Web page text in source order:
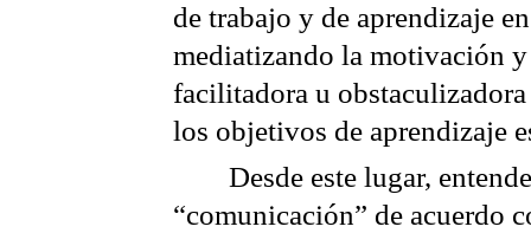
de trabajo y de aprendizaje
mediatizando la motivación
facilitadora u
los objetivos de aprendizaje
Desde este lugar,
“comunicación” de acuerdo